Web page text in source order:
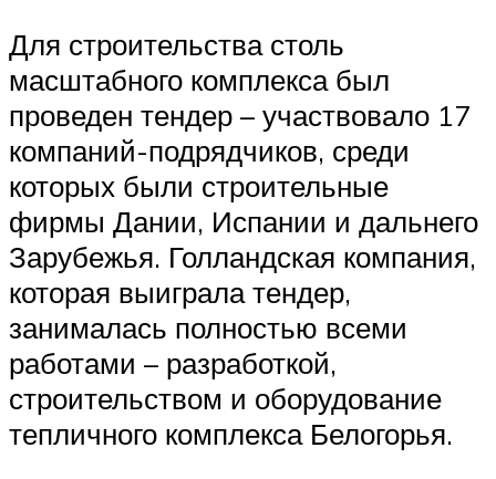
Для строительства столь
масштабного комплекса был
проведен тендер – участвовало 17
компаний-подрядчиков, среди
которых были строительные
фирмы Дании, Испании и дальнего
Зарубежья. Голландская компания,
которая выиграла тендер,
занималась полностью всеми
работами – разработкой,
строительством и оборудование
тепличного комплекса Белогорья.